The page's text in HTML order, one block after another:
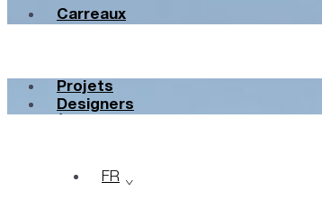
Carreaux
Projets
Designers
FR